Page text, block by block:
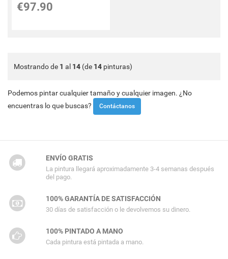
€97.90
Mostrando de 1 al 14 (de 14 pinturas)
Podemos pintar cualquier tamaño y cualquier imagen. ¿No
encuentras lo que buscas?
Contáctanos
ENVÍO GRATIS
La pintura llegará aproximadamente 3-4 semanas después
del pago.
100% GARANTÍA DE SATISFACCIÓN
30 días de satisfacción o le devolvemos su dinero.
100% PINTADO A MANO
Cada pintura está pintada a mano.